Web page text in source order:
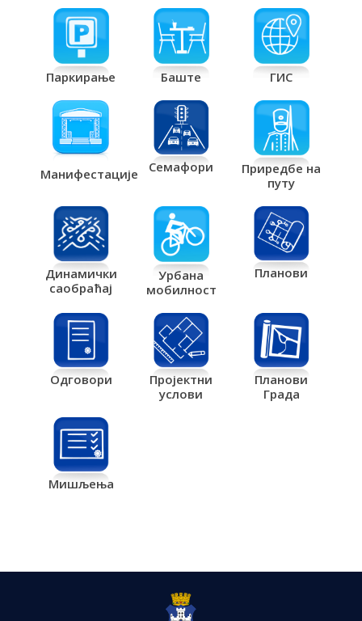
Паркирање Баште ГИС
Манифестације Семафори
Приредбе на
путу
Динамички
саобраћај
Урбана
мобилност
Планови
Одговори
Пројектни
услови
Планови
Града
Мишљења